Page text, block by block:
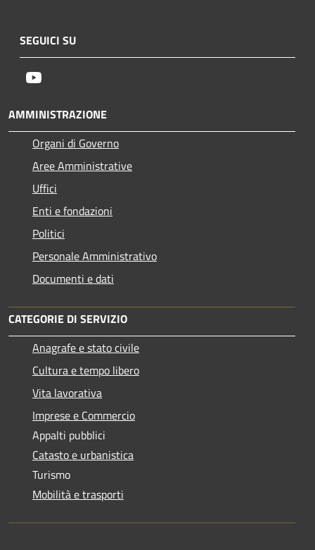
SEGUICI SU
AMMINISTRAZIONE
Organi di Governo
Aree Amministrative
Uffici
Enti e fondazioni
Politici
Personale Amministrativo
Documenti e dati
CATEGORIE DI SERVIZIO
Anagrafe e stato civile
Cultura e tempo libero
Vita lavorativa
Imprese e Commercio
Appalti pubblici
Catasto e urbanistica
Turismo
Mobilità e trasporti